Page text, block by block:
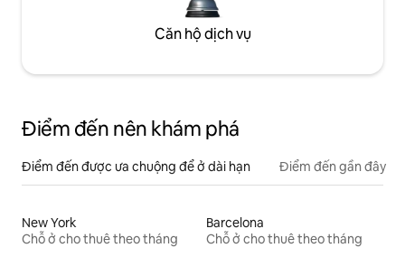
Căn hộ dịch vụ
Điểm đến nên khám phá
Điểm đến được ưa chuộng để ở dài hạn Điểm đến gần đây
New York
Chỗ ở cho thuê theo tháng
Barcelona
Chỗ ở cho thuê theo tháng